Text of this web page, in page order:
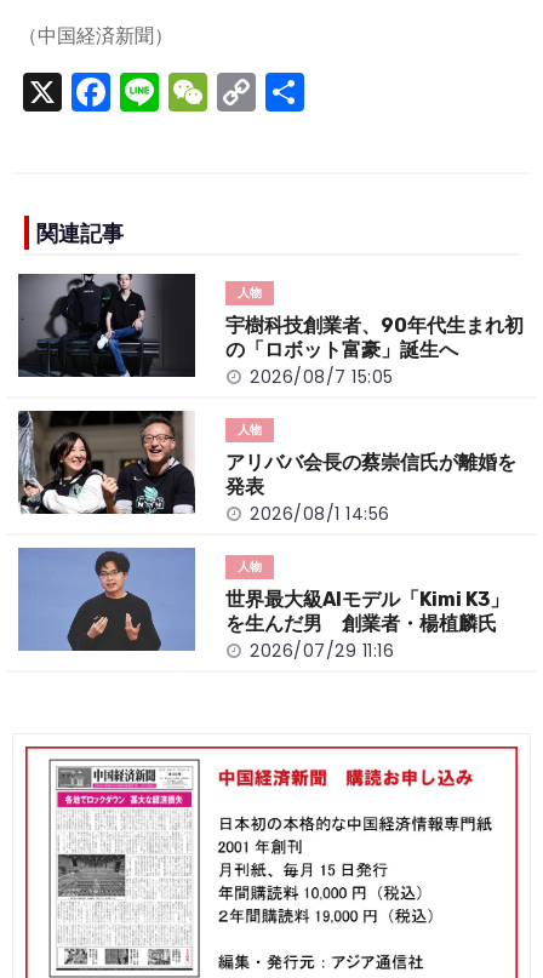
（中国経済新聞）
X F
a
e
b
o
o
k
Li
n
W
e
C
o
n
k
関連記事
人物
宇樹科技創業者、90年代生まれ初
の「ロボット富豪」誕生へ
2026/08/7 15:05
人物
アリババ会長の蔡崇信氏が離婚を
発表
2026/08/1 14:56
人物
世界最大級AIモデル「Kimi K3」
を生んだ男 創業者・楊植麟氏
2026/07/29 11:16